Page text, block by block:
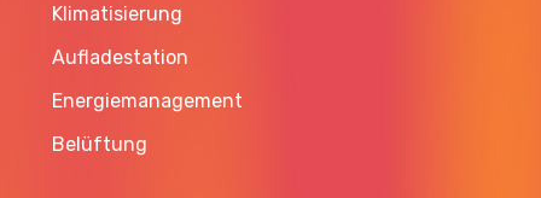
Klimatisierung
Aufladestation
Energiemanagement
Belüftung